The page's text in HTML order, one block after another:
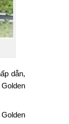
dẫn,